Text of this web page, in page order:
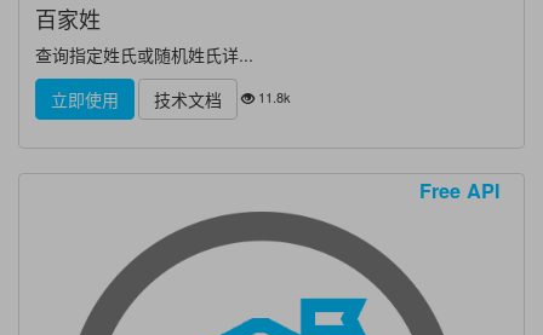
百家姓
查询指定姓氏或随机姓氏详...
立即使用
技术文档 11.8k
Free API